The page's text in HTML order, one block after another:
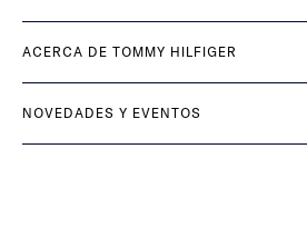
ACERCA DE TOMMY HILFIGER
NOVEDADES Y EVENTOS